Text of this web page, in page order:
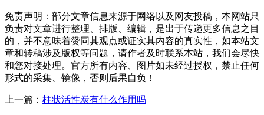
免责声明：部分文章信息来源于网络以及网友投稿，本网站只
负责对文章进行整理、排版、编辑，是出于传递更多信息之目
的，并不意味着赞同其观点或证实其内容的真实性，如本站文
章和转稿涉及版权等问题，请作者及时联系本站，我们会尽快
和您对接处理。官方所有内容、图片如未经过授权，禁止任何
形式的采集、镜像，否则后果自负！
上一篇： 柱状活性炭有什么作用吗